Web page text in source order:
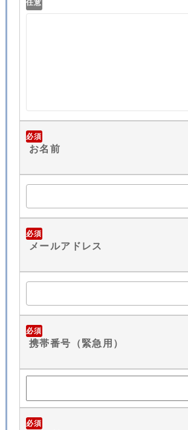
任意
必須
お名前
必須
メールアドレス
必須
携帯番号（緊急用）
必須